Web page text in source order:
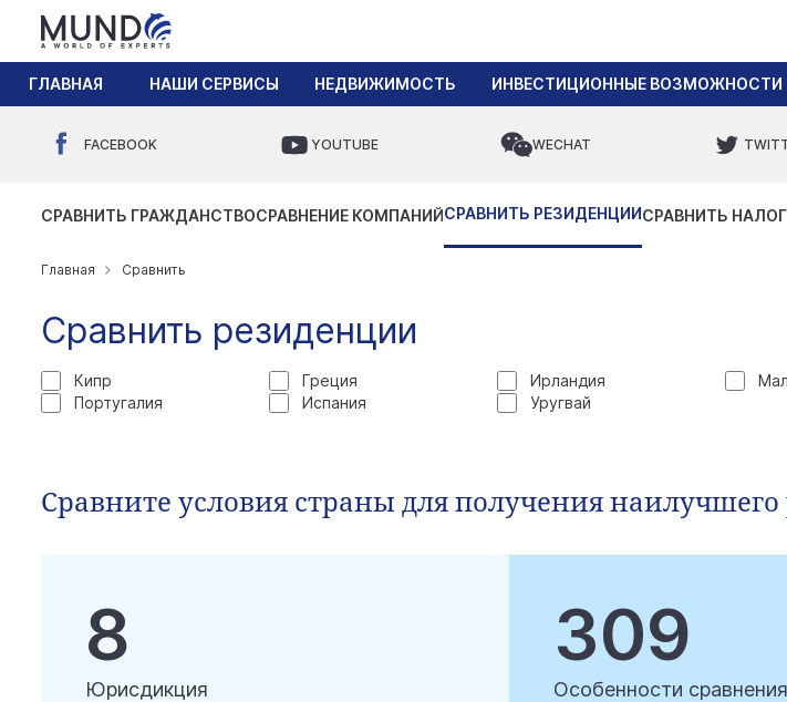
ГЛАВНАЯ НАШИ СЕРВИСЫ НЕДВИЖИМОСТЬ ИНВЕСТИЦИОННЫЕ ВОЗМОЖНОСТИ
FACEBOOK YOUTUBE WECHAT
СРАВНИТЬ ГРАЖДАНСТВОСРАВНЕНИЕ КОМПАНИЙСРАВНИТЬ РЕЗИДЕНЦИИСРАВНИТЬ
Главная Сравнить
Сравнить резиденции
Кипр
Португалия
Греция
Испания
Ирландия
Уругвай
Сравните условия страны для получения
8
Юрисдикция
309
Особенности сравнения